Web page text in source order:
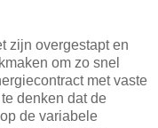
zijn overgestapt en
om zo snel
met vaste
denken dat de
de variabele